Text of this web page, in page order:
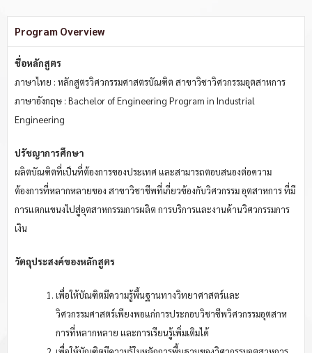
Program Overview
ชื่อหลักสูตร
ภาษาไทย : หลักสูตรวิศวกรรมศาสตรบัณฑิต สาขาวิชาวิศวกรรมอุตสาหการ
ภาษาอังกฤษ : Bachelor of Engineering Program in Industrial
Engineering
ปรัชญาการศึกษา
ผลิตบัณฑิตที่เป็นที่ต้องการของประเทศ และสามารถตอบสนองต่อความ
ต้องการที่หลากหลายของ สาขาวิชาชีพที่เกี่ยวข้องกับวิศวกรรม อุตสาหการ ที่มี
การแตกแขนงไปสู่อุตสาหกรรมการผลิต การบริการและงานด้านวิศวกรรมการ
เงิน
วัตถุประสงค์ของหลักสูตร
เพื่อให้บัณฑิตมีความรู้พื้นฐานทางวิทยาศาสตร์และ
วิศวกรรมศาสตร์เพียงพอแก่การประกอบวิชาชีพวิศวกรรมอุตสาห
การที่หลากหลาย และการเรียนรู้เพิ่มเติมได้